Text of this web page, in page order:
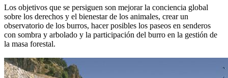
Los objetivos que se persiguen son mejorar la conciencia global
sobre los derechos y el bienestar de los animales, crear un
observatorio de los burros, hacer posibles los paseos en senderos
con sombra y arbolado y la participación del burro en la gestión de
la masa forestal.